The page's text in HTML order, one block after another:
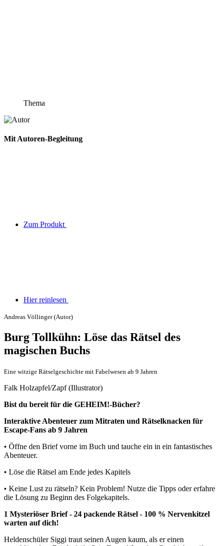
Thema
Mit Autoren-Begleitung
Zum Produkt
Hier reinlesen
Andreas Völlinger (Autor)
Burg Tollkühn: Löse das Rätsel des
magischen Buchs
Eine witzige Rätselgeschichte mit Fabelwesen ab 9 Jahren
Falk Holzapfel/Zapf (Illustrator)
Bist du bereit für die GEHEIM!-Bücher?
Interaktive Abenteuer zum Mitraten und Rätselknacken für
Escape-Fans ab 9 Jahren
• Öffne den Brief vorne im Buch und tauche ein in ein fantastisches
Abenteuer.
• Löse die Rätsel am Ende jedes Kapitels
• Keine Lust zu rätseln? Kein Problem! Nutze die Tipps oder erfahre
die Lösung zu Beginn des Folgekapitels.
1 Mysteriöser Brief - 24 packende Rätsel - 100 % Nervenkitzel
warten auf dich!
Heldenschüler Siggi traut seinen Augen kaum, als er einen